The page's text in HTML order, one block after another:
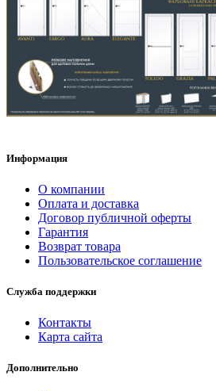
Информация
О компании
Оплата и доставка
Договор публичной оферты
Гарантия
Возврат товара
Пользовательское соглашение
Служба поддержки
Контакты
Карта сайта
Дополнительно